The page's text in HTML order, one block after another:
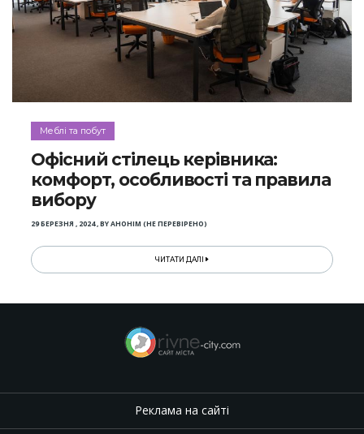
Меблі та побут
Офісний стілець керівника:
комфорт, особливості та правила
вибору
29 БЕРЕЗНЯ , 2024,BYАНОНІМ (НЕ ПЕРЕВІРЕНО)
ЧИТАТИ ДАЛІ
Реклама на сайті